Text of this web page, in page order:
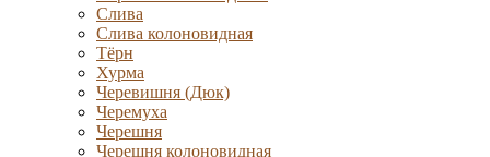
Слива
Слива колоновидная
Тёрн
Хурма
Черевишня (Дюк)
Черемуха
Черешня
Черешня колоновидная